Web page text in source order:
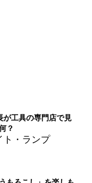
が工具の専門店で見
？
ト・ランプ